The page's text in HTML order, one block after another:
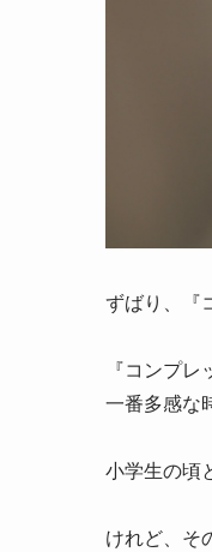
ずばり、『
『コンプ
一番多感な
小学生の頃
けれど、そ